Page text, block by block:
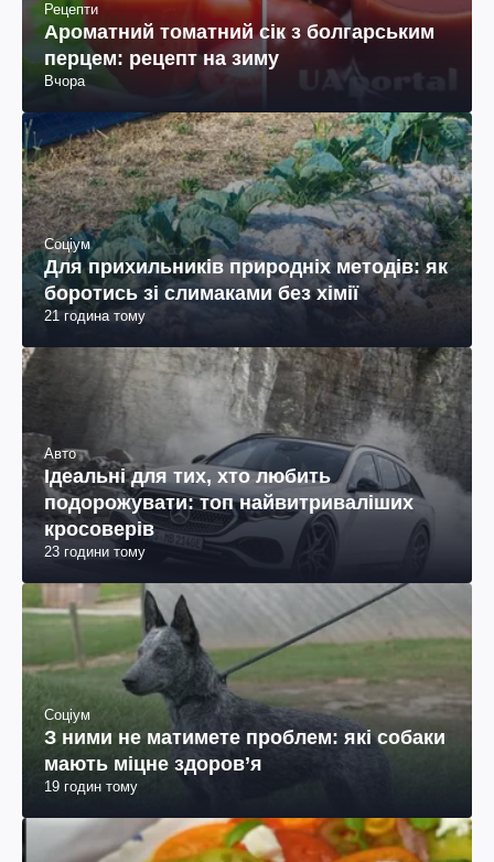
Рецепти
Ароматний томатний сік з болгарським
перцем: рецепт на зиму
Вчора
Соціум
Для прихильників природніх методів: як
боротись зі слимаками без хімії
21 година тому
Авто
Ідеальні для тих, хто любить
подорожувати: топ найвитриваліших
кросоверів
23 години тому
Соціум
З ними не матимете проблем: які собаки
мають міцне здоров’я
19 годин тому